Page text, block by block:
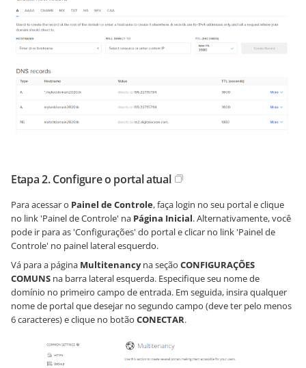
Etapa 2. Configure o portal atual
Para acessar o Painel de Controle, faça login no seu portal e clique
no link 'Painel de Controle' na Página Inicial. Alternativamente, você
pode ir para as 'Configurações' do portal e clicar no link 'Painel de
Controle' no painel lateral esquerdo.
Vá para a página Multitenancyna seção CONFIGURAÇÕES
COMUNS na barra lateral esquerda. Especifique seu nome de
domínio no primeiro campo de entrada. Em seguida, insira qualquer
nome de portal que desejar no segundo campo (deve ter pelo menos
6 caracteres) e clique no botão CONECTAR.